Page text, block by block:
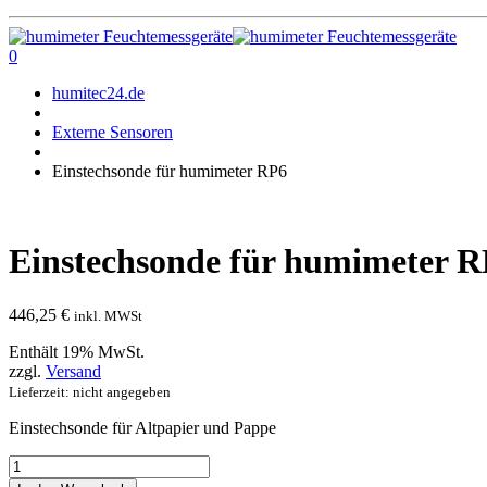
0
humitec24.de
Externe Sensoren
Einstechsonde für humimeter RP6
Einstechsonde für humimeter
446,25 € inkl. MWSt
Enthält 19% MwSt.
zzgl. Versand
Lieferzeit: nicht angegeben
Einstechsonde für Altpapier und Pappe
Einstechsonde
für